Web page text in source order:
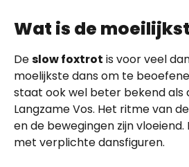
Wat is de
Deslow foxtrot is voor veel
moelijkste dans om te
staat ook wel beter bekend als
Langzame Vos. Het ritme van
en de bewegingen zijn
met verplichte dansfiguren.